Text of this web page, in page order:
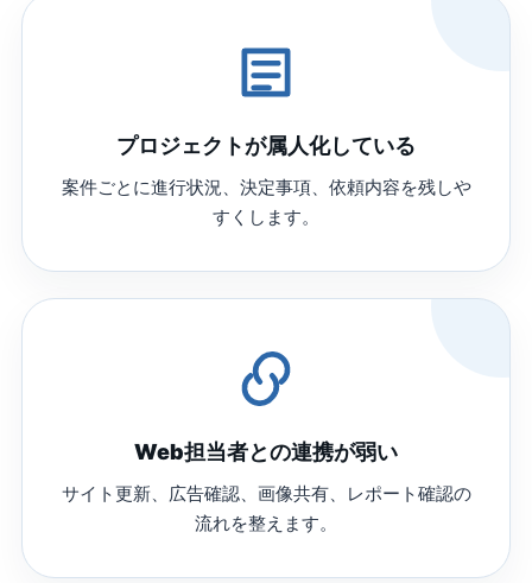
プロジェクトが属人化している
案件ごとに進行状況、決定事項、依頼内容を残しや
すくします。
Web担当者との連携が弱い
サイト更新、広告確認、画像共有、レポート確認の
流れを整えます。